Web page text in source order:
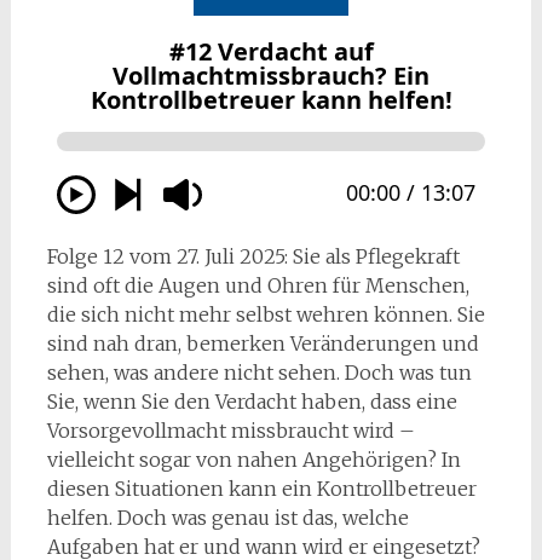
Folge 12 vom 27. Juli 2025: Sie als Pflegekraft
sind oft die Augen und Ohren für Menschen,
die sich nicht mehr selbst wehren können. Sie
sind nah dran, bemerken Veränderungen und
sehen, was andere nicht sehen. Doch was tun
Sie, wenn Sie den Verdacht haben, dass eine
Vorsorgevollmacht missbraucht wird –
vielleicht sogar von nahen Angehörigen? In
diesen Situationen kann ein Kontrollbetreuer
helfen. Doch was genau ist das, welche
Aufgaben hat er und wann wird er eingesetzt?